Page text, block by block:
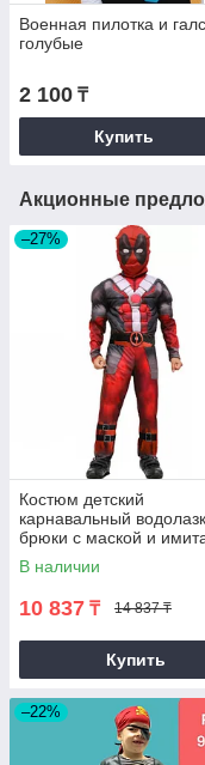
Военная пилотка и
голубые
2 100 ₸
Купить
Акционные
–27%
Костюм детский
карнавальный
брюки с маской и
мускулов для мальчиков
Дэдпул Deadpool
В наличии
10 837 ₸ 14 837 ₸
Купить
–22%